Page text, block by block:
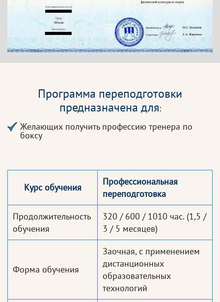
Программа переподготовки
предназначена для:
Желающих получить профессию тренера по
боксу
Курс обучения
Профессиональная
переподготовка
Продолжительность
обучения
320 / 600 / 1010 час. (1,5 /
3 / 5 месяцев)
Форма обучения
Заочная, с применением
дистанционных
образовательных
технологий